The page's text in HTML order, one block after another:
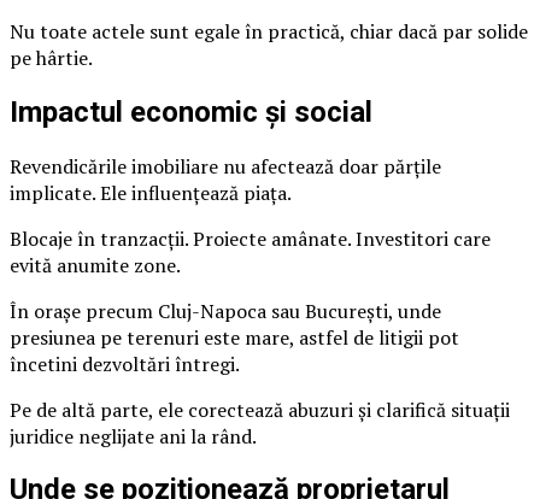
Nu toate actele sunt egale în practică, chiar dacă par solide
pe hârtie.
Impactul economic și social
Revendicările imobiliare nu afectează doar părțile
implicate. Ele influențează piața.
Blocaje în tranzacții. Proiecte amânate. Investitori care
evită anumite zone.
În orașe precum Cluj-Napoca sau București, unde
presiunea pe terenuri este mare, astfel de litigii pot
încetini dezvoltări întregi.
Pe de altă parte, ele corectează abuzuri și clarifică situații
juridice neglijate ani la rând.
Unde se poziționează proprietarul